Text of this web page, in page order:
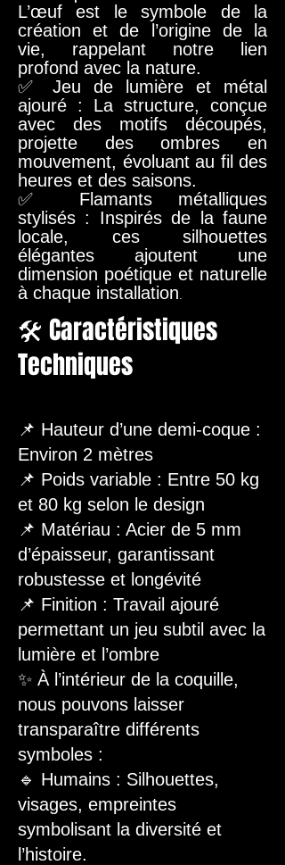
L’œuf est le symbole de la
création et de l’origine de la
vie, rappelant notre lien
profond avec la nature.
✅ Jeu de lumière et métal
ajouré : La structure, conçue
avec des motifs découpés,
projette des ombres en
mouvement, évoluant au fil des
heures et des saisons.
✅ Flamants métalliques
stylisés : Inspirés de la faune
locale, ces silhouettes
élégantes ajoutent une
dimension poétique et naturelle
à chaque installation.
🛠 Caractéristiques
Techniques
📌 Hauteur d’une demi-coque :
Environ 2 mètres
📌 Poids variable : Entre 50 kg
et 80 kg selon le design
📌 Matériau : Acier de 5 mm
d’épaisseur, garantissant
robustesse et longévité
📌 Finition : Travail ajouré
permettant un jeu subtil avec la
lumière et l’ombre
✨ À l’intérieur de la coquille,
nous pouvons laisser
transparaître différents
symboles :
🔹 Humains : Silhouettes,
visages, empreintes
symbolisant la diversité et
l’histoire.